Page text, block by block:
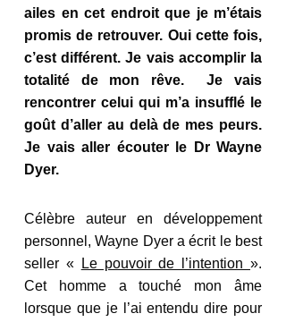
ailes en cet endroit que je m’étais
promis de retrouver. Oui cette fois,
c’est différent. Je vais accomplir la
totalité de mon rêve.  Je vais
rencontrer celui qui m’a insufflé le
goût d’aller au delà de mes peurs.
Je vais aller écouter le Dr Wayne
Dyer.
Célèbre auteur en développement
personnel, Wayne Dyer a écrit le best
seller «
Le pouvoir de l’intention ».
Cet homme a touché mon âme
lorsque que je l’ai entendu dire pour